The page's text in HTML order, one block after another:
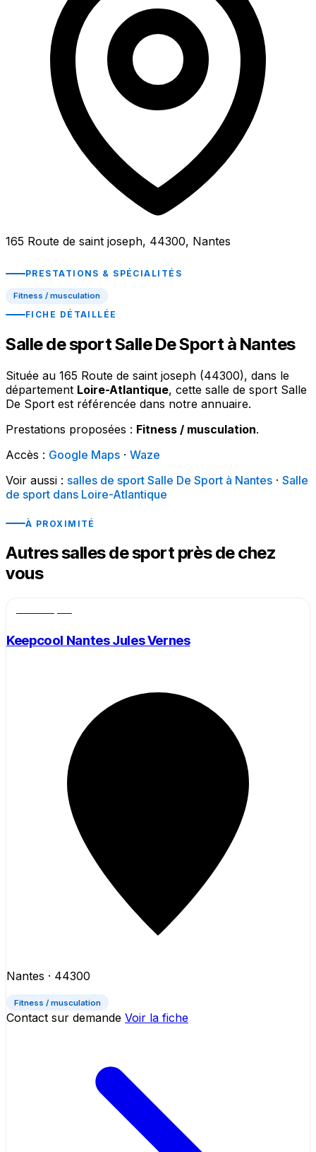
165 Route de saint joseph, 44300, Nantes
PRESTATIONS & SPÉCIALITÉS
Fitness / musculation
FICHE DÉTAILLÉE
Salle de sport Salle De Sport à Nantes
Située au 165 Route de saint joseph (44300), dans le
département Loire-Atlantique, cette salle de sport Salle
De Sport est référencée dans notre annuaire.
Prestations proposées : Fitness / musculation.
Accès : Google Maps · Waze
Voir aussi : salles de sport Salle De Sport à Nantes · Salle
de sport dans Loire-Atlantique
À PROXIMITÉ
Autres salles de sport près de chez
vous
Keepcool Nantes Jules Vernes
Nantes · 44300
Fitness / musculation
Contact sur demande Voir la fiche